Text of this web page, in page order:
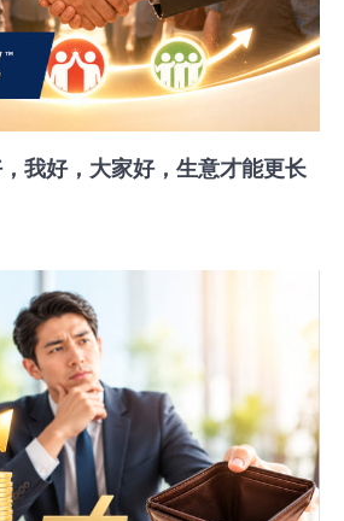
我好，大家好，生意才能更长